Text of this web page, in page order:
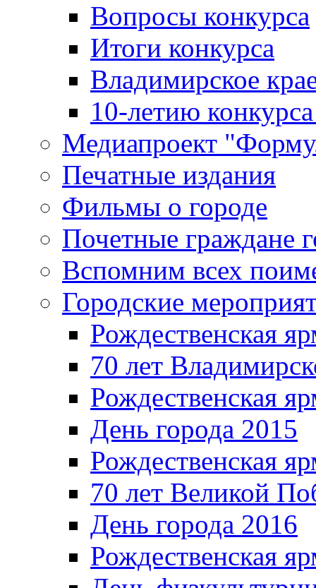
Вопросы конкурса
Итоги конкурса
Владимирское
10-летию
Медиапроект
Печатные издания
Фильмы о городе
Почетные граждане
Вспомним всех
Городские
Рождественская
70 лет
Рождественская
День города 2015
Рождественская
70 лет Великой
День города 2016
Рождественская